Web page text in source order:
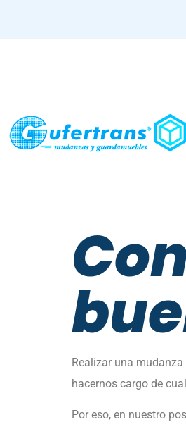
Realizar una
hacernos cargo de
Por eso, en nuestro